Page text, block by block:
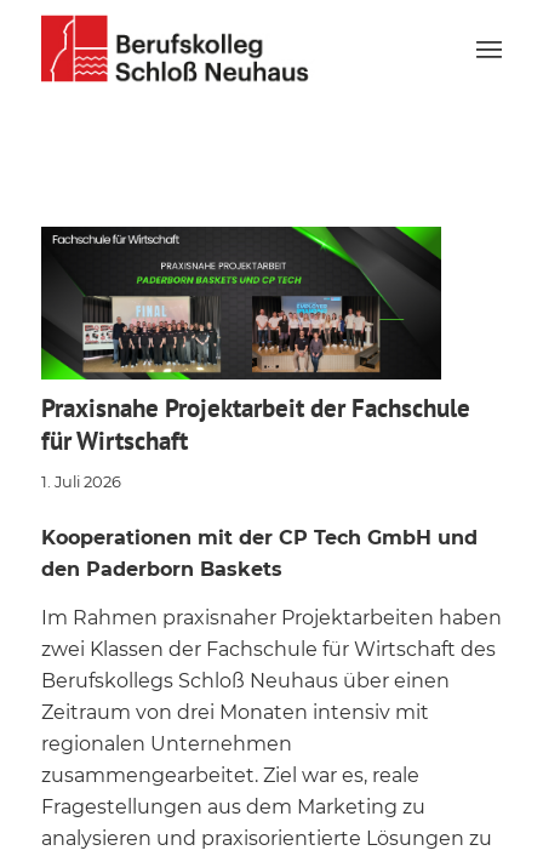
Praxisnahe Projektarbeit der Fachschule
für Wirtschaft
1. Juli 2026
Kooperationen mit der CP Tech GmbH und
den Paderborn Baskets
Im Rahmen praxisnaher Projektarbeiten haben
zwei Klassen der Fachschule für Wirtschaft des
Berufskollegs Schloß Neuhaus über einen
Zeitraum von drei Monaten intensiv mit
regionalen Unternehmen
zusammengearbeitet. Ziel war es, reale
Fragestellungen aus dem Marketing zu
analysieren und praxisorientierte Lösungen zu